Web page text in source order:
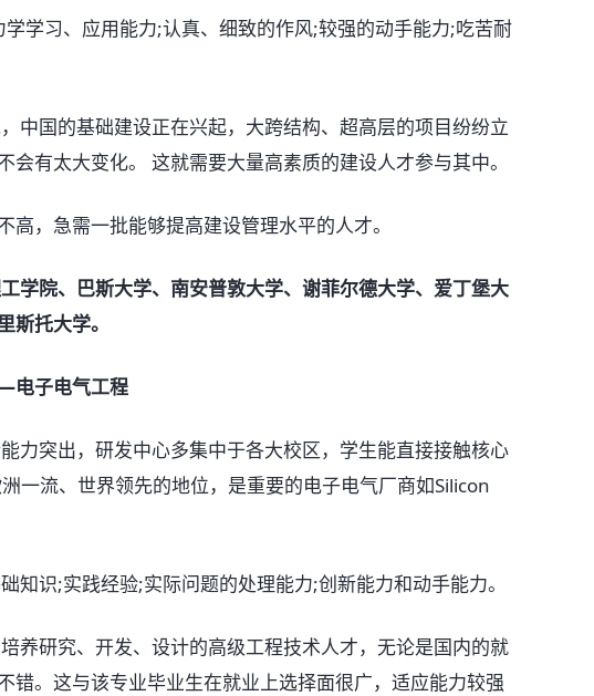
学学习、应用能力;认真、细致的作风;较强的动手能力;吃苦耐
中国的基础建设正在兴起，大跨结构、超高层的项目纷纷立
有太大变化。 这就需要大量高素质的建设人才参与其中。
，急需一批能够提高建设管理水平的人才。
学院、巴斯大学、南安普敦大学、谢菲尔德大学、爱丁堡大
斯托大学。
电子电气工程
突出，研发中心多集中于各大校区，学生能直接接触核心
一流、世界领先的地位，是重要的电子电气厂商如Silicon
知识;实践经验;实际问题的处理能力;创新能力和动手能力。
养研究、开发、设计的高级工程技术人才，无论是国内的就
错。这与该专业毕业生在就业上选择面很广，适应能力较强